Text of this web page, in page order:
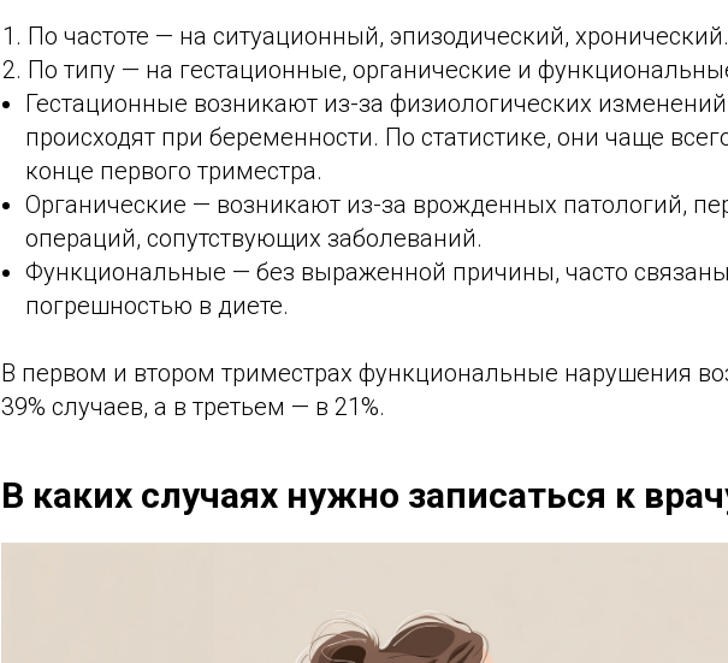
По частоте — на ситуационный, эпизодический, хронический.
По типу — на гестационные, органические и
Гестационные возникают из-за физиологических
происходят при беременности. По статистике, они чаще
конце первого триместра.
Органические — возникают из-за врожденных патологий,
операций, сопутствующих заболеваний.
Функциональные — без выраженной причины, часто связаны
погрешностью в диете.
В первом и втором триместрах функциональные нарушения
39% случаев, а в третьем — в 21%.
В каких случаях нужно записаться к